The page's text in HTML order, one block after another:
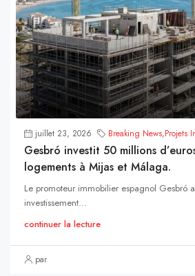
juillet 23, 2026 Breaking News,Projets
Gesbró investit 50 millions
logements à Mijas et Málaga.
Le promoteur immobilier espagnol Gesbró
investissement...
continuer la lecture
par